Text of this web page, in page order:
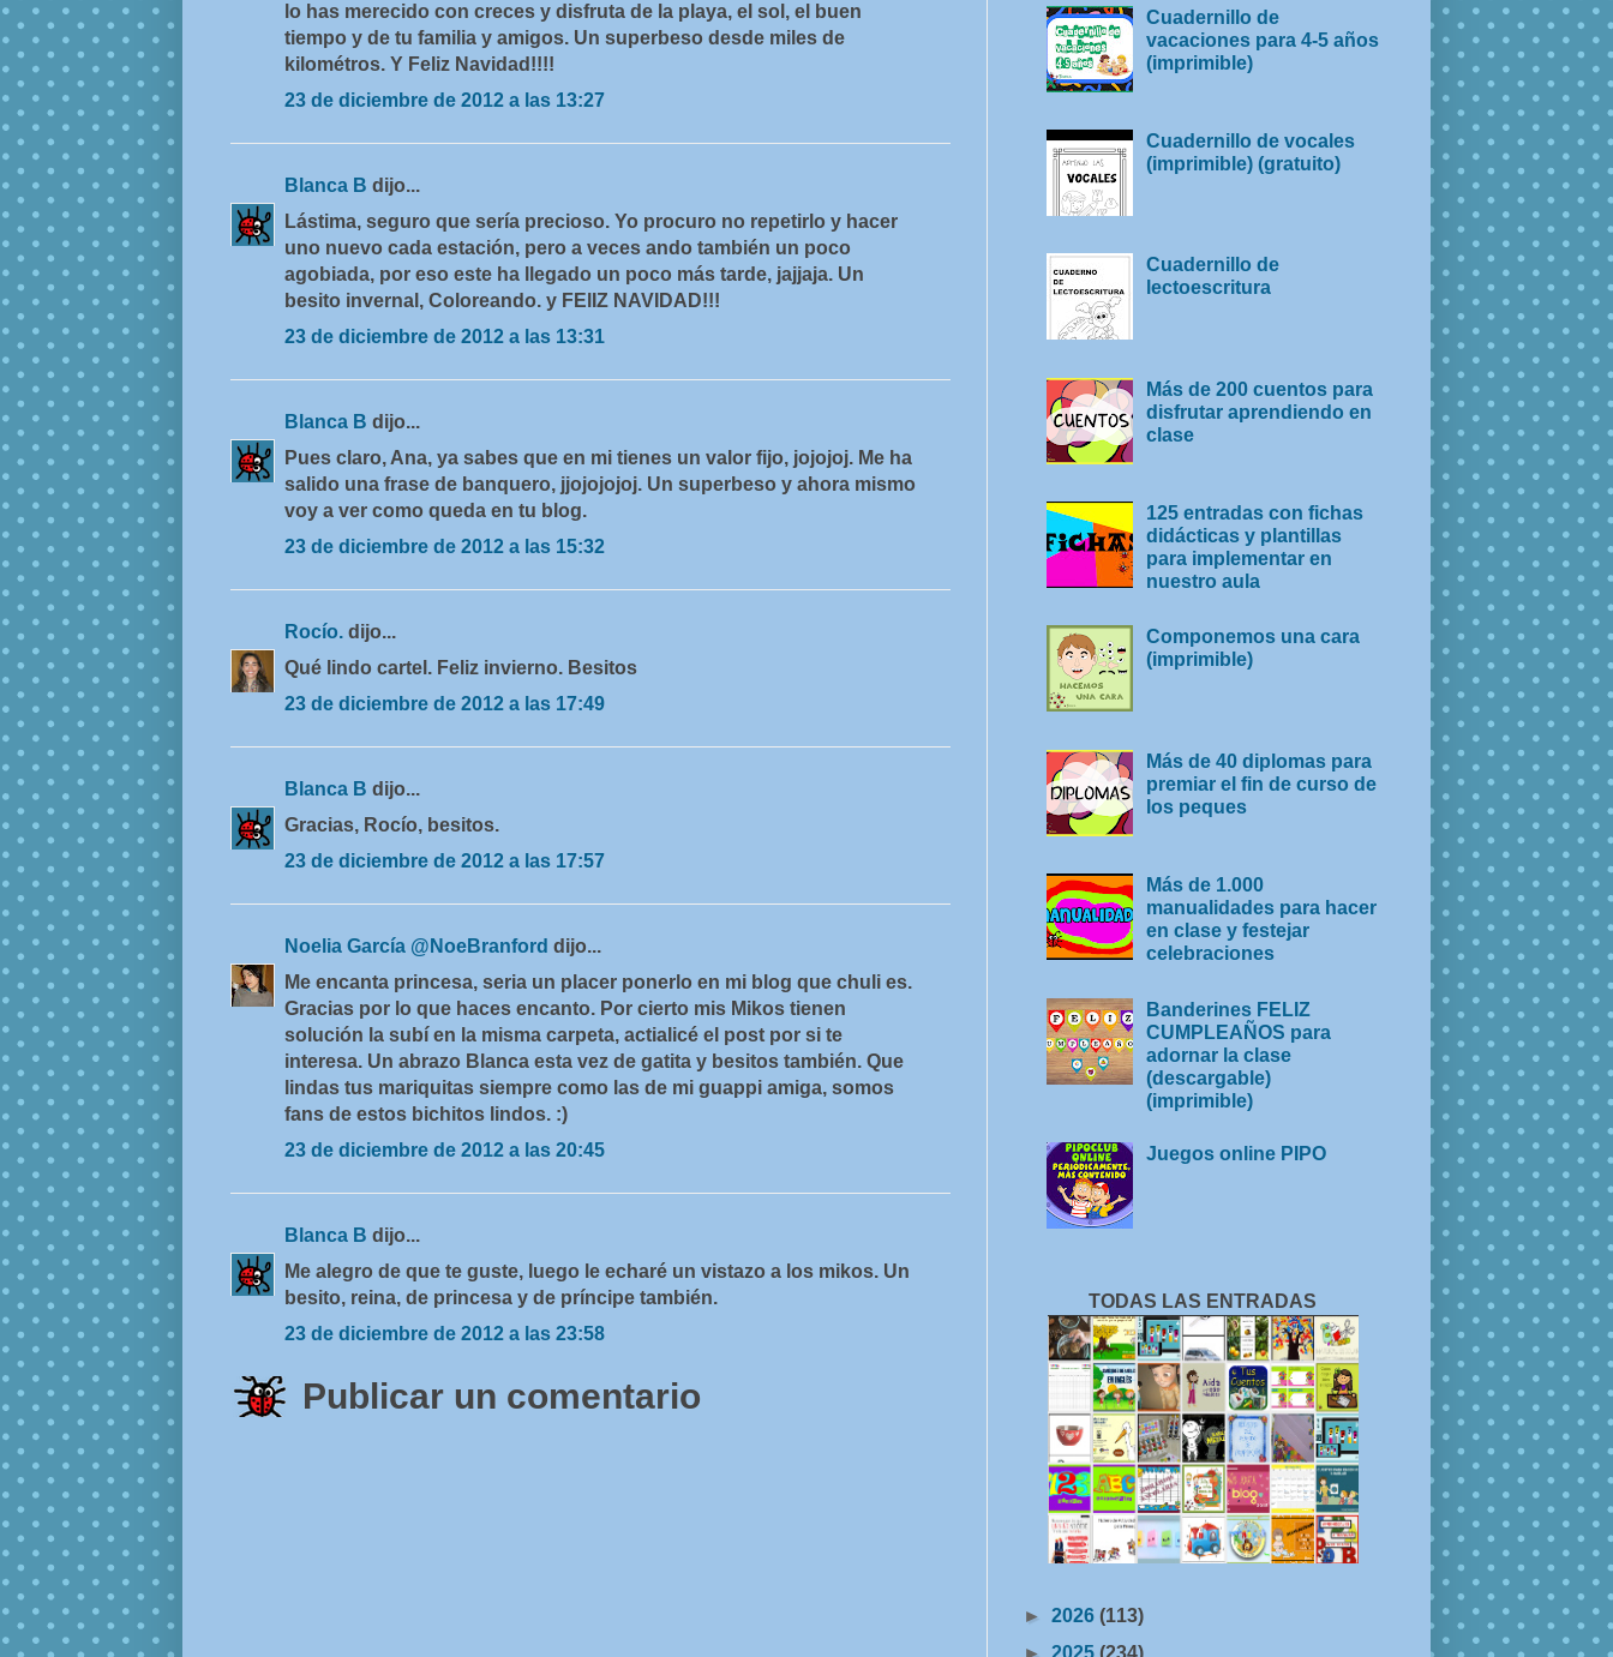
lo has merecido con creces y disfruta de la playa, el sol, el buen
tiempo y de tu familia y amigos. Un superbeso desde miles de
kilométros. Y Feliz Navidad!!!!
23 de diciembre de 2012 a las 13:27
Blanca B dijo...
Lástima, seguro que sería precioso. Yo procuro no repetirlo y hacer
uno nuevo cada estación, pero a veces ando también un poco
agobiada, por eso este ha llegado un poco más tarde, jajjaja. Un
besito invernal, Coloreando. y FElIZ NAVIDAD!!!
23 de diciembre de 2012 a las 13:31
Blanca B dijo...
Pues claro, Ana, ya sabes que en mi tienes un valor fijo, jojojoj. Me ha
salido una frase de banquero, jjojojojoj. Un superbeso y ahora mismo
voy a ver como queda en tu blog.
23 de diciembre de 2012 a las 15:32
Rocío. dijo...
Qué lindo cartel. Feliz invierno. Besitos
23 de diciembre de 2012 a las 17:49
Blanca B dijo...
Gracias, Rocío, besitos.
23 de diciembre de 2012 a las 17:57
Noelia García @NoeBranford dijo...
Me encanta princesa, seria un placer ponerlo en mi blog que chuli es.
Gracias por lo que haces encanto. Por cierto mis Mikos tienen
solución la subí en la misma carpeta, actialicé el post por si te
interesa. Un abrazo Blanca esta vez de gatita y besitos también. Que
lindas tus mariquitas siempre como las de mi guappi amiga, somos
fans de estos bichitos lindos. :)
23 de diciembre de 2012 a las 20:45
Blanca B dijo...
Me alegro de que te guste, luego le echaré un vistazo a los mikos. Un
besito, reina, de princesa y de príncipe también.
23 de diciembre de 2012 a las 23:58
Publicar un comentario
Cuadernillo de
vacaciones para 4-5 años
(imprimible)
Cuadernillo de vocales
(imprimible) (gratuito)
Cuadernillo de
lectoescritura
Más de 200 cuentos para
disfrutar aprendiendo en
clase
125 entradas con fichas
didácticas y plantillas
para implementar en
nuestro aula
Componemos una cara
(imprimible)
Más de 40 diplomas para
premiar el fin de curso de
los peques
Más de 1.000
manualidades para hacer
en clase y festejar
celebraciones
Banderines FELIZ
CUMPLEAÑOS para
adornar la clase
(descargable)
(imprimible)
Juegos online PIPO
TODAS LAS ENTRADAS
► 2026 (113)